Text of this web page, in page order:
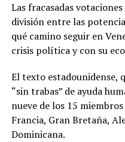
Las fracasadas
división entre las
qué camino seguir en
crisis política y con su
El texto estadounidense,
“sin trabas” de ayuda
nueve de los 15
Francia, Gran Bretaña,
Dominicana.